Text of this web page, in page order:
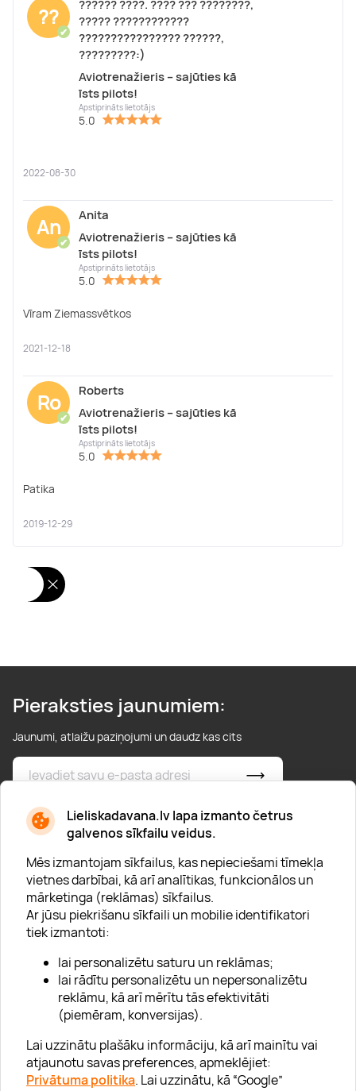
Lieliskadavana.lv lapa izmanto četrus
galvenos sīkfailu veidus.
Mēs izmantojam sīkfailus, kas nepieciešami tīmekļa
vietnes darbībai, kā arī analītikas, funkcionālos un
mārketinga (reklāmas) sīkfailus.
Ar jūsu piekrišanu sīkfaili un mobilie identifikatori
tiek izmantoti:
lai personalizētu saturu un reklāmas;
lai rādītu personalizētu un nepersonalizētu
reklāmu, kā arī mērītu tās efektivitāti
(piemēram, konversijas).
Lai uzzinātu plašāku informāciju, kā arī mainītu vai
atjaunotu savas preferences, apmeklējiet:
Privātuma politika. Lai uzzinātu, kā “Google”
??
✔
?????? ????. ???? ??? ????????,
????? ????????????
???????????????? ??????,
?????????:)
Aviotrenažieris – sajūties kā
īsts pilots!
Apstiprināts lietotājs
5.0
2022-08-30
An
✔
Anita
Aviotrenažieris – sajūties kā
īsts pilots!
Apstiprināts lietotājs
5.0
Vīram Ziemassvētkos
2021-12-18
Ro
✔
Roberts
Aviotrenažieris – sajūties kā
īsts pilots!
Apstiprināts lietotājs
5.0
Patika
2019-12-29
Pieraksties jaunumiem:
Jaunumi, atlaižu paziņojumi un daudz kas cits
* Esmu iepazinies/usies ar privātuma politiku
Par "Lieliska dāvana"
Uzņēmumiem
Palīdzība